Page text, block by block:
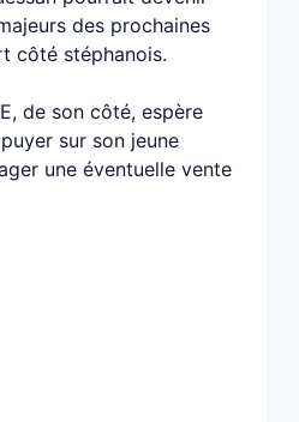
des prochaines
côté stéphanois.
de son côté, espère
sur son jeune
une éventuelle vente